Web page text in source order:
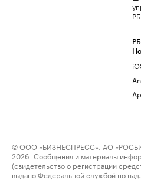
© ООО «БИЗНЕСПРЕСС», АО
2026. Сообщения и материалы
(свидетельство о регистрации
выдано Федеральной службой по